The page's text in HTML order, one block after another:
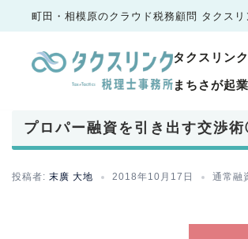
ン
キ
ッ
町田・相模原のクラウド税務顧問 タクス
タクスリン
まちさが起
プロパー融資を引き出す交渉
投稿者: 末廣 大地 2018年10月17日 通常融